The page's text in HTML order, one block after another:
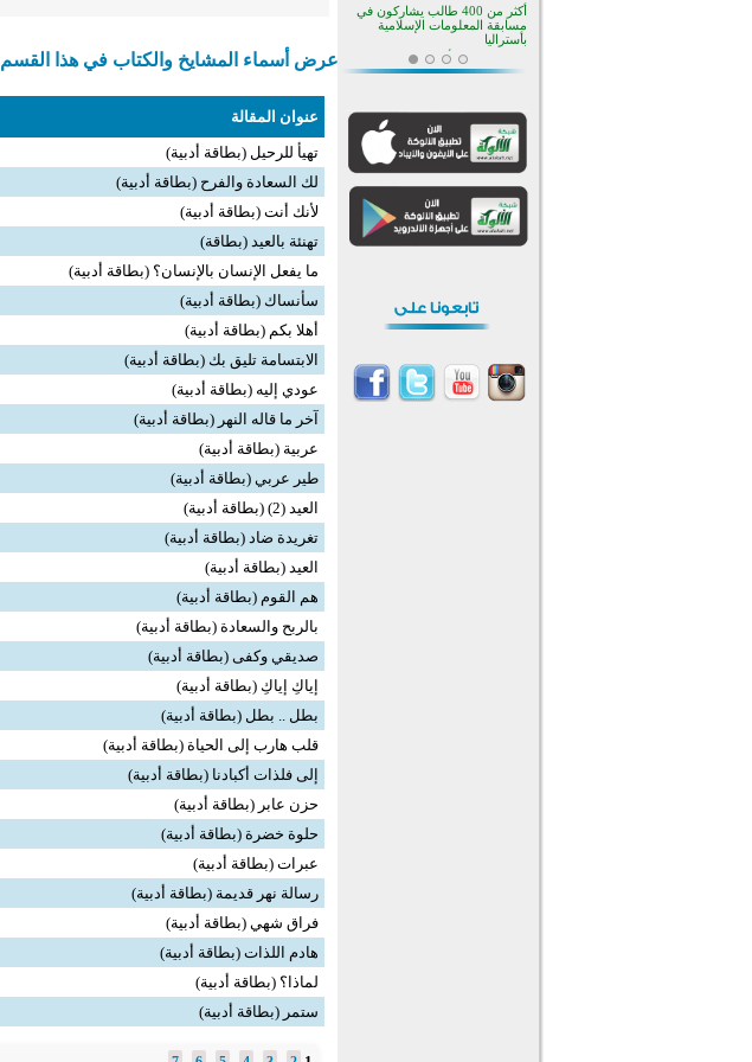
عرض أسماء المشايخ والكتاب في هذا القسم
عنوان المقالة
تهيأ للرحيل (بطاقة أدبية)
لك السعادة والفرح (بطاقة أدبية)
لأنك أنت (بطاقة أدبية)
تهنئة بالعيد (بطاقة)
ما يفعل الإنسان بالإنسان؟ (بطاقة أدبية)
سأنساك (بطاقة أدبية)
أهلا بكم (بطاقة أدبية)
الابتسامة تليق بك (بطاقة أدبية)
عودي إليه (بطاقة أدبية)
آخر ما قاله النهر (بطاقة أدبية)
عربية (بطاقة أدبية)
طير عربي (بطاقة أدبية)
العيد (2) (بطاقة أدبية)
تغريدة ضاد (بطاقة أدبية)
العيد (بطاقة أدبية)
هم القوم (بطاقة أدبية)
بالربح والسعادة (بطاقة أدبية)
صديقي وكفى (بطاقة أدبية)
إياكِ إياكِ (بطاقة أدبية)
بطل .. بطل (بطاقة أدبية)
قلب هارب إلى الحياة (بطاقة أدبية)
إلى فلذات أكبادنا (بطاقة أدبية)
حزن عابر (بطاقة أدبية)
حلوة خضرة (بطاقة أدبية)
عبرات (بطاقة أدبية)
رسالة نهر قديمة (بطاقة أدبية)
فراق شهي (بطاقة أدبية)
هادم اللذات (بطاقة أدبية)
لماذا؟ (بطاقة أدبية)
ستمر (بطاقة أدبية)
أكثر من 400 طالب يشاركون في
مسابقة المعلومات الإسلامية
بأستراليا
افتتاح تاريخي لأول مسجد في بلييفليا
بالجبل الأسود منذ أكثر من قرن
مسجد جديد في أجواء إيمانية مميزة
أكبر مشروع إسلامي في ريف
أستراليا يفتتح أبوابه بعد سنوات من
القرآن والتربية في صدارة البرامج
الصيفية للمسلمين في بينزا
وساراتوف وموردوفيا هذا العام
اختتام الدورة التاسعة لمسابقة حفظ
القيم وبناء الشخصية للشباب
المسلمين
أكثر من 400 طالب يشاركون في
مسابقة المعلومات الإسلامية